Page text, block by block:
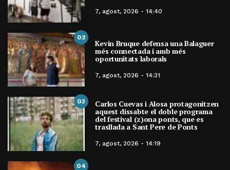
7, agost, 2026 - 14:40
02
Kevin Bruque defensa una Balaguer
més connectada i amb més
oportunitats laborals
7, agost, 2026 - 14:31
03 Carlos Cuevas i Alosa protagonitzen
aquest dissabte el doble programa
del festival (z)ona ponts, que es
trasllada a Sant Pere de Ponts
7, agost, 2026 - 14:19
04